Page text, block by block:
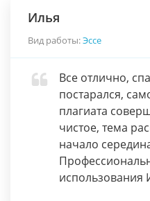
Илья
Вид работы:Эссе
Все отлично,
постарался,
плагиата
чистое, тема
начало